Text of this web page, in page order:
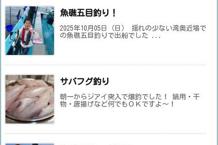
魚礁五目釣り！
2025年10月05日（日） 揺れの少ない湾奥近場で
の魚礁五目釣りで出船でした ...
サバフグ釣り
朝一からジアイ突入で爆釣でした！ 鍋用・干
物・唐揚げなど何でもＯＫですよ～！